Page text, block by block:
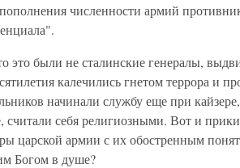
численности армий
это были не сталинские генералы,
калечились гнетом террора и
начинали службу еще при
считали себя религиозными. Вот и
царской армии с их обостренным
Богом в душе?